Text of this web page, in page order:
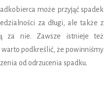
może przyjąć spadek
za długi, ale także z
za nie. Zawsze istnieje też
warto podkreślić, że powinniśmy
od odrzucenia spadku.